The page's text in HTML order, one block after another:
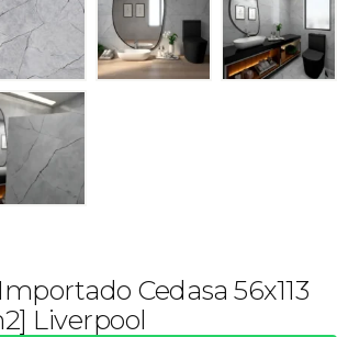
Cedasa 56x113
Liverpool